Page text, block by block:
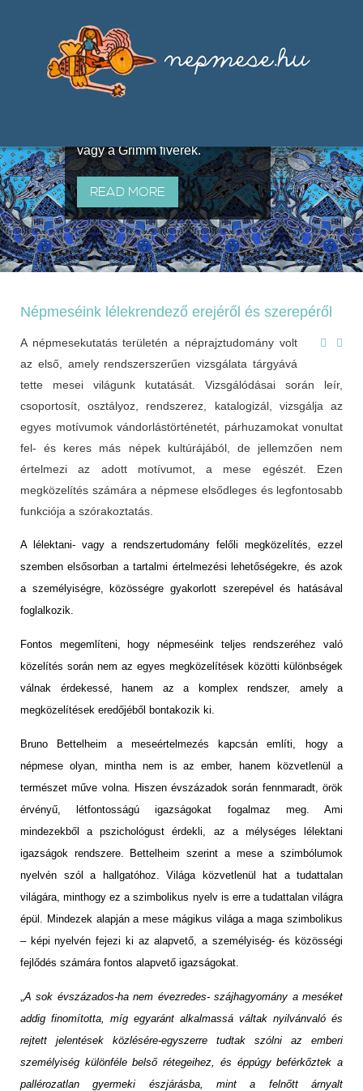
útján terjedő elbeszélésekből,
melyeket olyan ismert gyűjtők
állítottak össze, mint Benedek
vagy a Grimm fivérek.
READ MORE
Népmeséink lélekrendező erejéről és szerepéről
A népmesekutatás területén a néprajztudomány volt
az első, amely rendszerszerűen vizsgálata tárgyává
tette mesei világunk kutatását. Vizsgálódásai során leír,
csoportosít, osztályoz, rendszerez, katalogizál, vizsgálja az
egyes motívumok vándorlástörténetét, párhuzamokat vonultat
fel- és keres más népek kultúrájából, de jellemzően nem
értelmezi az adott motívumot, a mese egészét. Ezen
megközelítés számára a népmese elsődleges és legfontosabb
funkciója a szórakoztatás.
A lélektani- vagy a rendszertudomány felőli megközelítés, ezzel
szemben elsősorban a tartalmi értelmezési lehetőségekre, és azok
a személyiségre, közösségre gyakorlott szerepével és hatásával
foglalkozik.
Fontos megemlíteni, hogy népmeséink teljes rendszeréhez való
közelítés során nem az egyes megközelítések közötti különbségek
válnak érdekessé, hanem az a komplex rendszer, amely a
megközelítések eredőjéből bontakozik ki.
Bruno Bettelheim a meseértelmezés kapcsán említi, hogy a
népmese olyan, mintha nem is az ember, hanem közvetlenül a
természet műve volna. Hiszen évszázadok során fennmaradt, örök
érvényű, létfontosságú igazságokat fogalmaz meg. Ami
mindezekből a pszichológust érdekli, az a mélységes lélektani
igazságok rendszere. Bettelheim szerint a mese a szimbólumok
nyelvén szól a hallgatóhoz. Világa közvetlenül hat a tudattalan
világára, minthogy ez a szimbolikus nyelv is erre a tudattalan világra
épül. Mindezek alapján a mese mágikus világa a maga szimbolikus
– képi nyelvén fejezi ki az alapvető, a személyiség- és közösségi
fejlődés számára fontos alapvető igazságokat.
A sok évszázados-ha nem évezredes- szájhagyomány a meséket
addig finomította, míg egyaránt alkalmassá váltak nyilvánvaló és
rejtett jelentések közlésére-egyszerre tudtak szólni az emberi
személyiség különféle belső rétegeihez, és éppúgy beférkőztek a
pallérozatlan gyermeki észjárásba, mint a felnőtt árnyalt